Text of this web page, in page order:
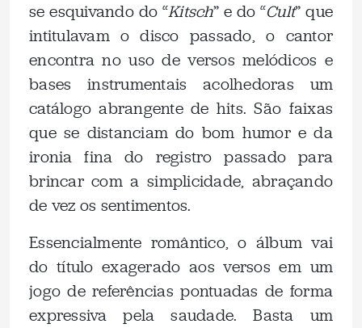
se esquivando do “Kitsch” e do “Cult” que
intitulavam o disco passado, o cantor
encontra no uso de versos melódicos e
bases instrumentais acolhedoras um
catálogo abrangente de hits. São faixas
que se distanciam do bom humor e da
ironia fina do registro passado para
brincar com a simplicidade, abraçando
de vez os sentimentos.
Essencialmente romântico, o álbum vai
do título exagerado aos versos em um
jogo de referências pontuadas de forma
expressiva pela saudade. Basta um